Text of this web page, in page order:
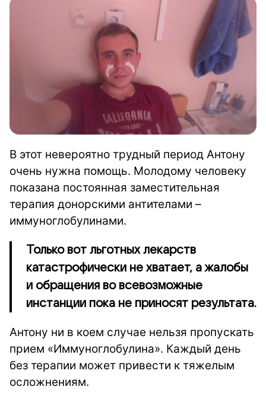
В этот невероятно трудный период Антону
очень нужна помощь. Молодому человеку
показана постоянная заместительная
терапия донорскими антителами –
иммуноглобулинами.
Только вот льготных лекарств
катастрофически не хватает, а жалобы
и обращения во всевозможные
инстанции пока не приносят результата.
Антону ни в коем случае нельзя пропускать
прием «Иммуноглобулина». Каждый день
без терапии может привести к тяжелым
осложнениям.